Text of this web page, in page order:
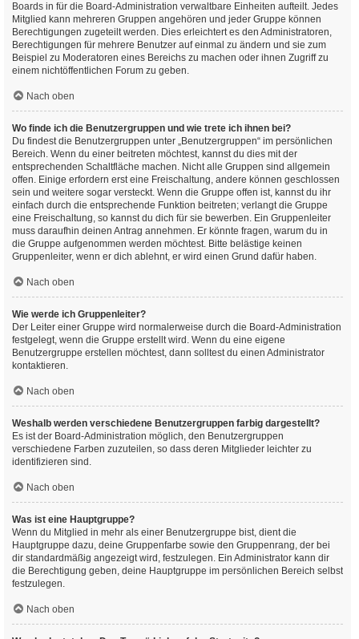
Boards in für die Board-Administration verwaltbare Einheiten aufteilt. Jedes
Mitglied kann mehreren Gruppen angehören und jeder Gruppe können
Berechtigungen zugeteilt werden. Dies erleichtert es den Administratoren,
Berechtigungen für mehrere Benutzer auf einmal zu ändern und sie zum
Beispiel zu Moderatoren eines Bereichs zu machen oder ihnen Zugriff zu
einem nichtöffentlichen Forum zu geben.
Nach oben
Wo finde ich die Benutzergruppen und wie trete ich ihnen bei?
Du findest die Benutzergruppen unter „Benutzergruppen“ im persönlichen
Bereich. Wenn du einer beitreten möchtest, kannst du dies mit der
entsprechenden Schaltfläche machen. Nicht alle Gruppen sind allgemein
offen. Einige erfordern erst eine Freischaltung, andere können geschlossen
sein und weitere sogar versteckt. Wenn die Gruppe offen ist, kannst du ihr
einfach durch die entsprechende Funktion beitreten; verlangt die Gruppe
eine Freischaltung, so kannst du dich für sie bewerben. Ein Gruppenleiter
muss daraufhin deinen Antrag annehmen. Er könnte fragen, warum du in
die Gruppe aufgenommen werden möchtest. Bitte belästige keinen
Gruppenleiter, wenn er dich ablehnt, er wird einen Grund dafür haben.
Nach oben
Wie werde ich Gruppenleiter?
Der Leiter einer Gruppe wird normalerweise durch die Board-Administration
festgelegt, wenn die Gruppe erstellt wird. Wenn du eine eigene
Benutzergruppe erstellen möchtest, dann solltest du einen Administrator
kontaktieren.
Nach oben
Weshalb werden verschiedene Benutzergruppen farbig dargestellt?
Es ist der Board-Administration möglich, den Benutzergruppen
verschiedene Farben zuzuteilen, so dass deren Mitglieder leichter zu
identifizieren sind.
Nach oben
Was ist eine Hauptgruppe?
Wenn du Mitglied in mehr als einer Benutzergruppe bist, dient die
Hauptgruppe dazu, deine Gruppenfarbe sowie den Gruppenrang, der bei
dir standardmäßig angezeigt wird, festzulegen. Ein Administrator kann dir
die Berechtigung geben, deine Hauptgruppe im persönlichen Bereich selbst
festzulegen.
Nach oben